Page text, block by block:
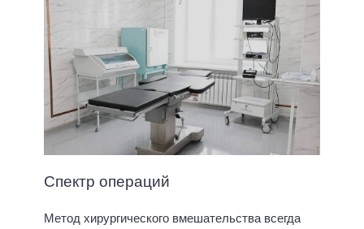
Спектр операций
Метод хирургического вмешательства всегда